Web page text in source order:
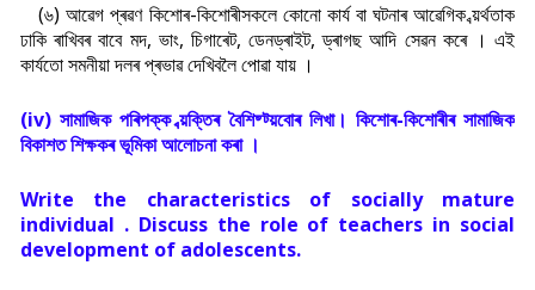
(৬) আৱেগ প্ৰৱণ কিশোৰ-কিশোৰীসকলে কোনো কাৰ্য বা ঘটনাৰ আৱেগিক ব্য়ৰ্থতাক
ঢাকি ৰাখিবৰ বাবে মদ, ভাং, চিগাৰেট, ডেনড্ৰাইট, ড্ৰাগছ আদি সেৱন কৰে । এই
কাৰ্যতো সমনীয়া দলৰ প্ৰভাৱ দেখিবলৈ পোৱা যায় ।
(iv) সামাজিক পৰিপক্ক ব্য়ক্তিৰ বৈশিষ্ট্য়বোৰ লিখা। কিশোৰ-কিশোৰীৰ সামাজিক
বিকাশত শিক্ষকৰ ভূমিকা আলোচনা কৰা ।
Write the characteristics of socially mature
individual . Discuss the role of teachers in social
development of adolescents.